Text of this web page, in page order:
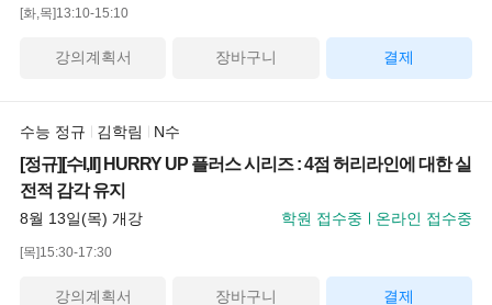
[화,목]13:10-15:10
강의계획서 장바구니 결제
수능 정규 김학림 N수
[정규][수I,II] HURRY UP 플러스 시리즈 : 4점 허리라인에 대한 실
전적 감각 유지
8월 13일(목) 개강 학원 접수중 온라인 접수중
[목]15:30-17:30
강의계획서 장바구니 결제